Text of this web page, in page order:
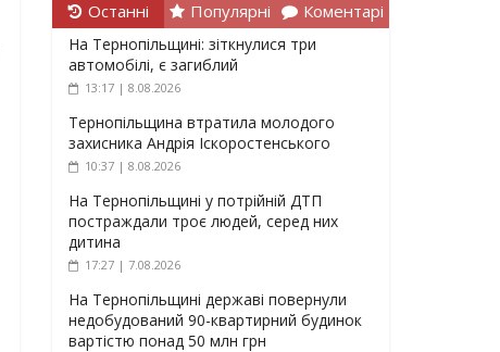
Останні Популярні Коментарі
На Тернопільщині: зіткнулися три
автомобілі, є загиблий
13:17 | 8.08.2026
Тернопільщина втратила молодого
захисника Андрія Іскоростенського
10:37 | 8.08.2026
На Тернопільщині у потрійній ДТП
постраждали троє людей, серед них
дитина
17:27 | 7.08.2026
На Тернопільщині державі повернули
недобудований 90-квартирний будинок
вартістю понад 50 млн грн